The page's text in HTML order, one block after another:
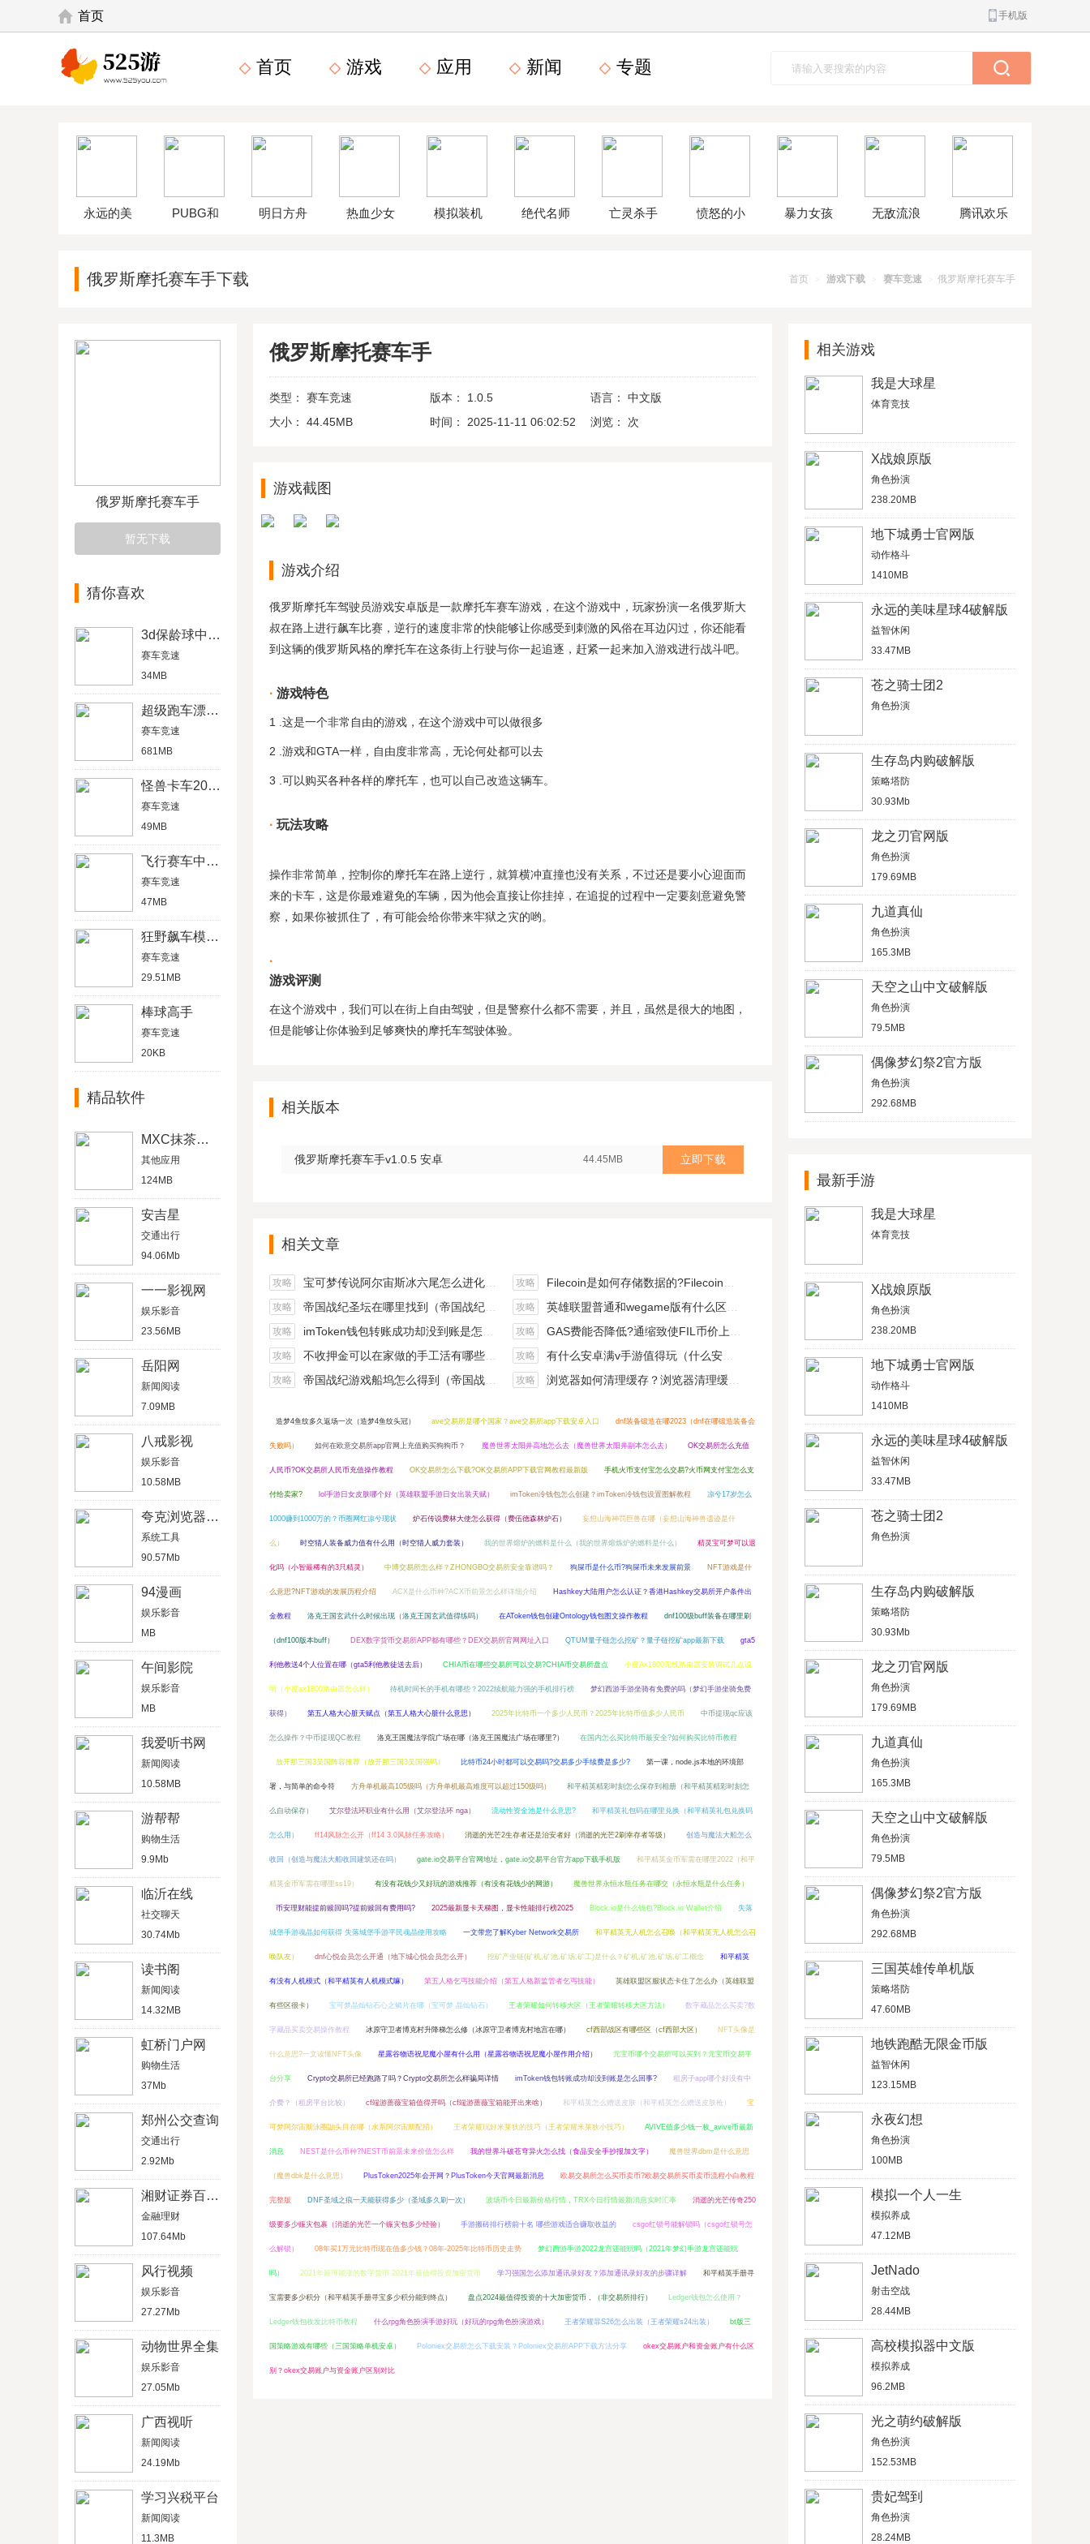
首页 手机版
首页 游戏 应用 新闻 专题
永远的美
解版
PUBG和
验服
明日方舟 热血少女 模拟装机 绝代名师 亡灵杀手 愤怒的小 暴力女孩
化版
无敌流浪 腾讯欢乐
版
首页 > 游戏下载 > 赛车竞速 > 俄罗斯摩托赛车手
俄罗斯摩托赛车手下载
俄罗斯摩托赛车手
暂无下载
猜你喜欢
3d保龄球中文版
赛车竞速
34MB
超级跑车漂移极限竞速
赛车竞速
681MB
怪兽卡车2020
赛车竞速
49MB
飞行赛车中文破解版
赛车竞速
47MB
狂野飙车模拟器
赛车竞速
29.51MB
棒球高手
赛车竞速
20KB
精品软件
MXC抹茶交易所
其他应用
124MB
安吉星
交通出行
94.06Mb
一一影视网
娱乐影音
23.56MB
岳阳网
新闻阅读
7.09MB
八戒影视
娱乐影音
10.58MB
夸克浏览器旧版
系统工具
90.57Mb
94漫画
娱乐影音
MB
午间影院
娱乐影音
MB
我爱听书网
新闻阅读
10.58MB
游帮帮
购物生活
9.9Mb
临沂在线
社交聊天
30.74Mb
读书阁
新闻阅读
14.32MB
虹桥门户网
购物生活
37Mb
郑州公交查询
交通出行
2.92Mb
湘财证券百宝湘
金融理财
107.64Mb
风行视频
娱乐影音
27.27Mb
动物世界全集
娱乐影音
27.05Mb
广西视听
新闻阅读
24.19Mb
学习兴税平台
新闻阅读
11.3MB
俄罗斯摩托赛车手
类型： 赛车竞速 版本： 1.0.5 语言：
中文版
大小：
44.45MB 时间： 2025-11-11 06:02:52 浏览： 次
游戏截图
游戏介绍
俄罗斯摩托车驾驶员游戏安卓版是一款摩托车赛车游戏，在这个游戏中，玩家扮演一名俄罗斯大
叔在路上进行飙车比赛，逆行的速度非常的快能够让你感受到刺激的风俗在耳边闪过，你还能看
到这辆的俄罗斯风格的摩托车在这条街上行驶与你一起追逐，赶紧一起来加入游戏进行战斗吧。
游戏特色
1 .这是一个非常自由的游戏，在这个游戏中可以做很多
2 .游戏和GTA一样，自由度非常高，无论何处都可以去
3 .可以购买各种各样的摩托车，也可以自己改造这辆车。
玩法攻略
操作非常简单，控制你的摩托车在路上逆行，就算横冲直撞也没有关系，不过还是要小心迎面而
来的卡车，这是你最难避免的车辆，因为他会直接让你挂掉，在追捉的过程中一定要刻意避免警
察，如果你被抓住了，有可能会给你带来牢狱之灾的哟。
游戏评测
在这个游戏中，我们可以在街上自由驾驶，但是警察什么都不需要，并且，虽然是很大的地图，
但是能够让你体验到足够爽快的摩托车驾驶体验。
相关版本
俄罗斯摩托赛车手v1.0.5 安卓 44.45MB 立即下载
相关文章
攻略 宝可梦传说阿尔宙斯冰六尾怎么进化（宝可梦冰六尾怎么得） 攻略 Filecoin是如何存储数据的?Filecoin的价值体现和未来前景分析
攻略 帝国战纪圣坛在哪里找到（帝国战纪游戏攻略） 攻略 英雄联盟普通和wegame版有什么区别（英雄联盟wegame版和英雄联盟）
攻略 imToken钱包转账成功却没到账是怎么回事? 攻略 GAS费能否降低?通缩致使FIL币价上涨,近看1000U
攻略 不收押金可以在家做的手工活有哪些？四个可以操作的小项目真是可靠 攻略 有什么安卓满v手游值得玩（什么安卓手游好玩）
攻略 帝国战纪游戏船坞怎么得到（帝国战纪战役攻略） 攻略 浏览器如何清理缓存？浏览器清理缓存快捷键
造梦4鱼纹多久返场一次（造梦4鱼纹头冠） ave交易所是哪个国家？ave交易所app下载安卓入口 dnf装备锻造在哪2023（dnf在哪锻造装备会
失败吗） 如何在欧意交易所app官网上充值购买狗狗币？ 魔兽世界太阳井高地怎么去（魔兽世界太阳井副本怎么去） OK交易所怎么充值
人民币?OK交易所人民币充值操作教程 OK交易所怎么下载?OK交易所APP下载官网教程最新版 手机火币支付宝怎么交易?火币网支付宝怎么支
付给卖家? lol手游日女皮肤哪个好（英雄联盟手游日女出装天赋） imToken冷钱包怎么创建？imToken冷钱包设置图解教程 凉兮17岁怎么
1000赚到1000万的？币圈网红凉兮现状 炉石传说费林大使怎么获得（费伍德森林炉石） 妄想山海神罚巨兽在哪（妄想山海神兽遗迹是什
么） 时空猎人装备威力值有什么用（时空猎人威力套装） 我的世界熔炉的燃料是什么（我的世界熔炼炉的燃料是什么） 精灵宝可梦可以退
化吗（小智最稀有的3只精灵） 中博交易所怎么样？ZHONGBO交易所安全靠谱吗？ 狗屎币是什么币?狗屎币未来发展前景 NFT游戏是什
么意思?NFT游戏的发展历程介绍 ACX是什么币种?ACX币前景怎么样详细介绍 Hashkey大陆用户怎么认证？香港Hashkey交易所开户条件出
金教程 洛克王国玄武什么时候出现（洛克王国玄武值得练吗） 在AToken钱包创建Ontology钱包图文操作教程 dnf100级buff装备在哪里刷
（dnf100版本buff） DEX数字货币交易所APP都有哪些？DEX交易所官网网址入口 QTUM量子链怎么挖矿？量子链挖矿app最新下载 gta5
利他教送4个人位置在哪（gta5利他教徒送去后） CHIA币在哪些交易所可以交易?CHIA币交易所盘点 小度Ax1800无线路由器安装调试几点说
明（小度ax1800路由器怎么样） 待机时间长的手机有哪些？2022续航能力强的手机排行榜 梦幻西游手游坐骑有免费的吗（梦幻手游坐骑免费
获得） 第五人格大心脏天赋点（第五人格大心脏什么意思） 2025年比特币一个多少人民币？2025年比特币值多少人民币 中币提现qc应该
怎么操作？中币提现QC教程 洛克王国魔法学院广场在哪（洛克王国魔法广场在哪里?） 在国内怎么买比特币最安全?如何购买比特币教程
放开那三国3吴国阵容推荐（放开那三国3吴国强吗） 比特币24小时都可以交易吗?交易多少手续费是多少? 第一课，node.js本地的环境部
署，与简单的命令符 方舟单机最高105级吗（方舟单机最高难度可以超过150级吗） 和平精英精彩时刻怎么保存到相册（和平精英精彩时刻怎
么自动保存） 艾尔登法环职业有什么用（艾尔登法环 nga） 流动性资金池是什么意思? 和平精英礼包码在哪里兑换（和平精英礼包兑换码
怎么用） ff14风脉怎么开（ff14 3.0风脉任务攻略） 消逝的光芒2生存者还是治安者好（消逝的光芒2刷幸存者等级） 创造与魔法大船怎么
收回（创造与魔法大船收回建筑还在吗） gate.io交易平台官网地址，gate.io交易平台官方app下载手机版 和平精英金币军需在哪里2022（和平
精英金币军需在哪里ss19） 有没有花钱少又好玩的游戏推荐（有没有花钱少的网游） 魔兽世界永恒水瓶任务在哪交（永恒水瓶是什么任务）
币安理财能提前赎回吗?提前赎回有费用吗? 2025最新显卡天梯图，显卡性能排行榜2025 Block.io是什么钱包?Block.io Wallet介绍 失落
城堡手游魂晶如何获得 失落城堡手游平民魂晶使用攻略 一文带您了解Kyber Network交易所 和平精英无人机怎么召唤（和平精英无人机怎么召
唤队友） dnf心悦会员怎么开通（地下城心悦会员怎么开） 挖矿产业链(矿机,矿池,矿场,矿工)是什么？矿机,矿池,矿场,矿工概念 和平精英
有没有人机模式（和平精英有人机模式嘛） 第五人格乞丐技能介绍（第五人格新监管者乞丐技能） 英雄联盟区服状态卡住了怎么办（英雄联盟
有些区很卡） 宝可梦晶灿钻石心之鳞片在哪（宝可梦 晶灿钻石） 王者荣耀如何转移大区（王者荣耀转移大区方法） 数字藏品怎么买卖?数
字藏品买卖交易操作教程 冰原守卫者博克村升降梯怎么修（冰原守卫者博克村地宫在哪） cf西部战区有哪些区（cf西部大区） NFT头像是
什么意思?一文读懂NFT头像 星露谷物语祝尼魔小屋有什么用（星露谷物语祝尼魔小屋作用介绍） 元宝币哪个交易所可以买到？元宝币交易平
台分享 Crypto交易所已经跑路了吗？Crypto交易所怎么样骗局详情 imToken钱包转账成功却没到账是怎么回事? 租房子app哪个好没有中
介费？（租房平台比较） cf端游蔷薇宝箱值得开吗（cf端游蔷薇宝箱能开出来啥） 和平精英怎么赠送皮肤（和平精英怎么赠送皮肤枪） 宝
可梦阿尔宙斯泳圈鼬头目在哪（水系阿尔宙斯配招） 王者荣耀玩好米莱狄的技巧（王者荣耀米莱狄小技巧） AVIVE值多少钱一枚_avive币最新
消息 NEST是什么币种?NEST币前景未来价值怎么样 我的世界斗破苍穹异火怎么找（食品安全手抄报加文字） 魔兽世界dbm是什么意思
（魔兽dbk是什么意思） PlusToken2025年会开网？PlusToken今天官网最新消息 欧易交易所怎么买币卖币?欧易交易所买币卖币流程小白教程
完整版 DNF圣域之痕一天能获得多少（圣域多久刷一次） 波场币今日最新价格行情，TRX今日行情最新消息实时汇率 消逝的光芒传奇250
级要多少赈灾包裹（消逝的光芒一个赈灾包多少经验） 手游搬砖排行榜前十名 哪些游戏适合赚取收益的 csgo红锁号能解锁吗（csgo红锁号怎
么解锁） 08年买1万元比特币现在值多少钱？08年-2025年比特币历史走势 梦幻西游手游2022龙宫还能玩吗（2021年梦幻手游龙宫还能玩
吗） 2021年最可能涨的数字货币 2021年最值得投资加密货币 学习强国怎么添加通讯录好友？添加通讯录好友的步骤详解 和平精英手册寻
宝需要多少积分（和平精英手册寻宝多少积分能到终点） 盘点2024最值得投资的十大加密货币，（非交易所排行） Ledger钱包怎么使用？
Ledger钱包收发比特币教程 什么rpg角色扮演手游好玩（好玩的rpg角色扮演游戏） 王者荣耀暃S26怎么出装（王者荣耀s24出装） bt版三
国策略游戏有哪些（三国策略单机安卓） Poloniex交易所怎么下载安装？Poloniex交易所APP下载方法分享 okex交易账户和资金账户有什么区
别？okex交易账户与资金账户区别对比
相关游戏
我是大球星
体育竞技
X战娘原版
角色扮演
238.20MB
地下城勇士官网版
动作格斗
1410MB
永远的美味星球4破解版
益智休闲
33.47MB
苍之骑士团2
角色扮演
生存岛内购破解版
策略塔防
30.93Mb
龙之刃官网版
角色扮演
179.69MB
九道真仙
角色扮演
165.3MB
天空之山中文破解版
角色扮演
79.5MB
偶像梦幻祭2官方版
角色扮演
292.68MB
最新手游
我是大球星
体育竞技
X战娘原版
角色扮演
238.20MB
地下城勇士官网版
动作格斗
1410MB
永远的美味星球4破解版
益智休闲
33.47MB
苍之骑士团2
角色扮演
生存岛内购破解版
策略塔防
30.93Mb
龙之刃官网版
角色扮演
179.69MB
九道真仙
角色扮演
165.3MB
天空之山中文破解版
角色扮演
79.5MB
偶像梦幻祭2官方版
角色扮演
292.68MB
三国英雄传单机版
策略塔防
47.60MB
地铁跑酷无限金币版
益智休闲
123.15MB
永夜幻想
角色扮演
100MB
模拟一个人一生
模拟养成
47.12MB
JetNado
射击空战
28.44MB
高校模拟器中文版
模拟养成
96.2MB
光之萌约破解版
角色扮演
152.53MB
贵妃驾到
角色扮演
28.24MB